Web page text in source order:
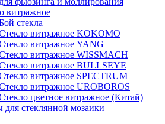
витражное
стекла
витражное KOKOMO
витражное YANG
витражное WISSMACH
витражное BULLSEYE
витражное SPECTRUM
витражное UROBOROS
цветное витражное (Китай)
стеклянной мозаики